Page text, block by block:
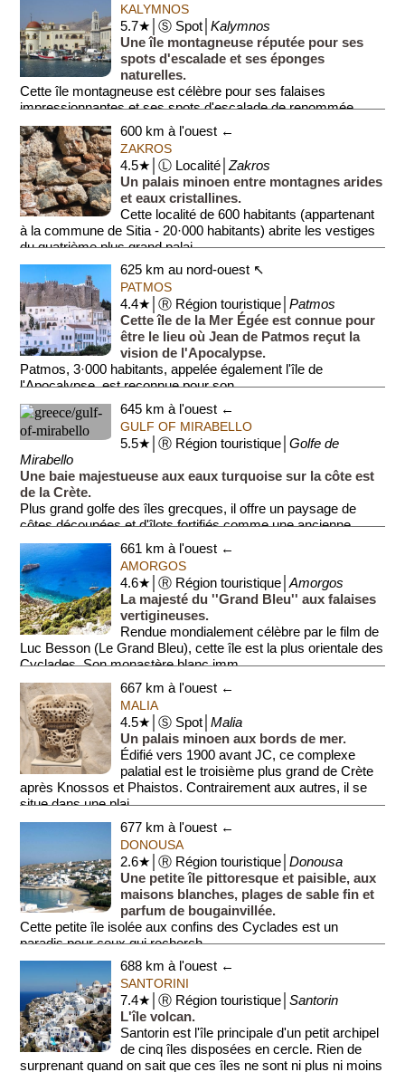
KALYMNOS
5.7★│Ⓢ Spot│Kalymnos
Une île montagneuse réputée pour ses
spots d'escalade et ses éponges
naturelles.
Cette île montagneuse est célèbre pour ses falaises
impressionnantes et ses spots d'escalade de renommée
mondiale...
600 km à l'ouest ←
ZAKROS
4.5★│Ⓛ Localité│Zakros
Un palais minoen entre montagnes arides
et eaux cristallines.
Cette localité de 600 habitants (appartenant
à la commune de Sitia - 20·000 habitants) abrite les vestiges
du quatrième plus grand palai...
625 km au nord-ouest ↖
PATMOS
4.4★│Ⓡ Région touristique│Patmos
Cette île de la Mer Égée est connue pour
être le lieu où Jean de Patmos reçut la
vision de l'Apocalypse.
Patmos, 3·000 habitants, appelée également l'île de
l'Apocalypse, est reconnue pour son...
645 km à l'ouest ←
GULF OF MIRABELLO
5.5★│Ⓡ Région touristique│Golfe de
Mirabello
Une baie majestueuse aux eaux turquoise sur la côte est
de la Crète.
Plus grand golfe des îles grecques, il offre un paysage de
côtes découpées et d'îlots fortifiés comme une ancienne
colonie de l...
661 km à l'ouest ←
AMORGOS
4.6★│Ⓡ Région touristique│Amorgos
La majesté du ''Grand Bleu'' aux falaises
vertigineuses.
Rendue mondialement célèbre par le film de
Luc Besson (Le Grand Bleu), cette île est la plus orientale des
Cyclades. Son monastère blanc imm...
667 km à l'ouest ←
MALIA
4.5★│Ⓢ Spot│Malia
Un palais minoen aux bords de mer.
Édifié vers 1900 avant JC, ce complexe
palatial est le troisième plus grand de Crète
après Knossos et Phaistos. Contrairement aux autres, il se
situe dans une plai...
677 km à l'ouest ←
DONOUSA
2.6★│Ⓡ Région touristique│Donousa
Une petite île pittoresque et paisible, aux
maisons blanches, plages de sable fin et
parfum de bougainvillée.
Cette petite île isolée aux confins des Cyclades est un
paradis pour ceux qui recherch...
688 km à l'ouest ←
SANTORINI
7.4★│Ⓡ Région touristique│Santorin
L'île volcan.
Santorin est l'île principale d'un petit archipel
de cinq îles disposées en cercle. Rien de
surprenant quand on sait que ces îles ne sont ni plus ni moins